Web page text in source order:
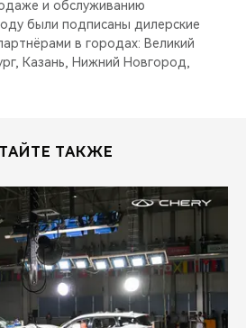
и обслуживанию
были подписаны дилерские
в городах: Великий
Казань, Нижний Новгород,
ТАКЖЕ